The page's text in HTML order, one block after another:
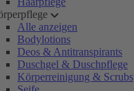
Alle anzeigen
Bodylotions
Deos & Antitranspirants
Duschgel & Duschpflege
Körperreinigung & Scrubs